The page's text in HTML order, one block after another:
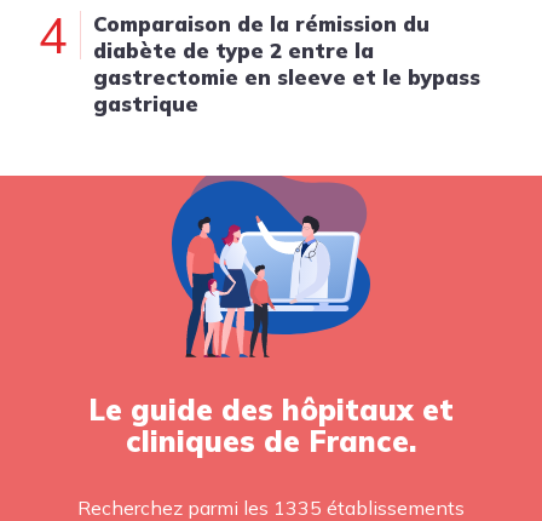
4
Comparaison de la rémission du
diabète de type 2 entre la
gastrectomie en sleeve et le bypass
gastrique
Le guide des hôpitaux et
cliniques de France.
Recherchez parmi les 1335 établissements